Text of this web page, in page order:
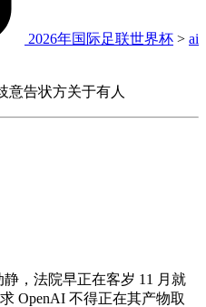
2026年国际足联世界杯 > ai
意告状方关于有人
，法院早正在客岁 11 月就
OpenAI 不得正在其产物取